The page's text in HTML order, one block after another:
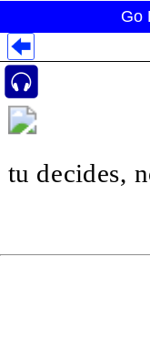
Go
tu decides,
Despliegues
Despliegues